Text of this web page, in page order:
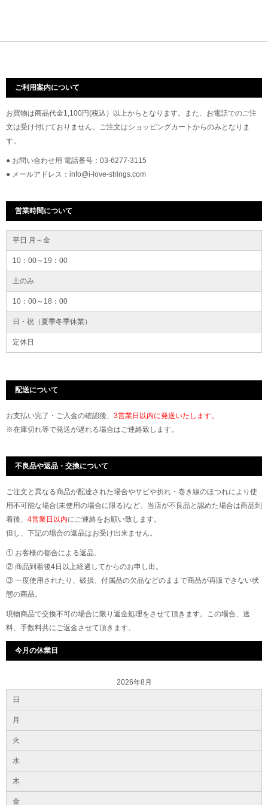
ご利用案内について
お買物は商品代金1,100円(税込）以上からとなります。また、お電話でのご注
文は受け付けておりません。ご注文はショッピングカートからのみとなりま
す。
● お問い合わせ用 電話番号：03-6277-3115
● メールアドレス：info@i-love-strings.com
営業時間について
平日 月～金
10：00～19：00
土のみ
10：00～18：00
日・祝（夏季冬季休業）
定休日
配送について
お支払い完了・ご入金の確認後、 3営業日以内に発送いたします。
※在庫切れ等で発送が遅れる場合はご連絡致します。
不良品や返品・交換について
ご注文と異なる商品が配達された場合やサビや折れ・巻き線のほつれにより使
用不可能な場合(未使用の場合に限る)など、当店が不良品と認めた場合は商品到
着後、 4営業日以内にご連絡をお願い致します。
但し、下記の場合の返品はお受け出来ません。
① お客様の都合による返品。
② 商品到着後4日以上経過してからのお申し出。
③ 一度使用されたり、破損、付属品の欠品などのままで商品が再販できない状
態の商品。
現物商品で交換不可の場合に限り返金処理をさせて頂きます。この場合、送
料、手数料共にご返金させて頂きます。
今月の休業日
2026年8月
日
月
火
水
木
金